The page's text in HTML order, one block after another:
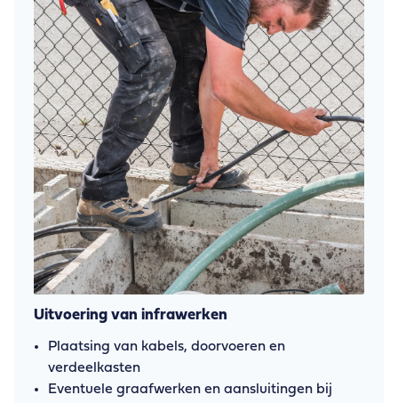
Uitvoering van infrawerken
Plaatsing van kabels, doorvoeren en
verdeelkasten
Eventuele graafwerken en aansluitingen bij